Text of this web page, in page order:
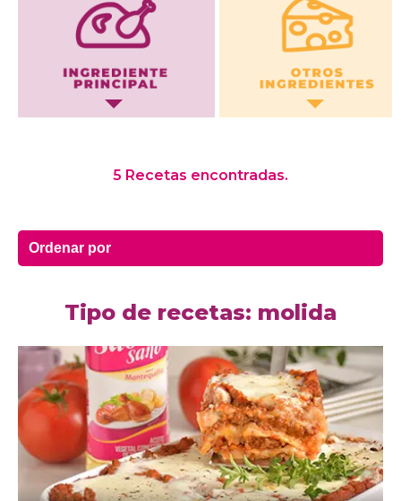
Otros Ingredientes
5 Recetas encontradas.
Tipo de recetas: molida